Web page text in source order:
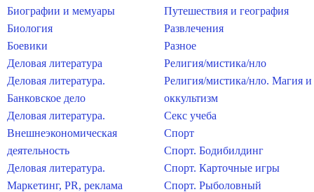
Биографии и мемуары
Биология
Боевики
Деловая литература
Деловая литература.
Банковское дело
Деловая литература.
Внешнеэкономическая
деятельность
Деловая литература.
Маркетинг, PR, реклама
Путешествия и география
Развлечения
Разное
Религия/мистика/нло
Религия/мистика/нло. Магия и
оккультизм
Секс учеба
Спорт
Спорт. Бодибилдинг
Спорт. Карточные игры
Спорт. Рыболовный